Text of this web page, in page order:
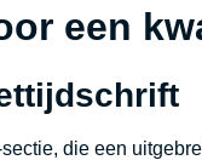
een
die een